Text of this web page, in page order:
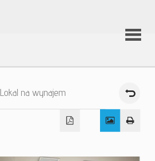
O firmie
Lokal na wynajem